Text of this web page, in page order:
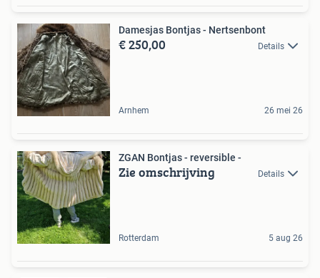
Damesjas Bontjas - Nertsenbont
€ 250,00 Details
Arnhem 26 mei 26
ZGAN Bontjas - reversible -
Zie omschrijving Details
Rotterdam 5 aug 26